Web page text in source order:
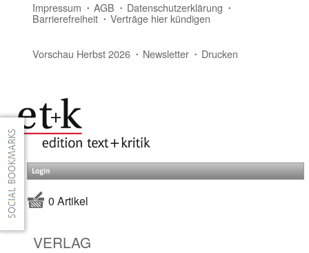
Impressum AGB Datenschutzerklärung
Barrierefreiheit Verträge hier kündigen
Vorschau Herbst 2026 Newsletter Drucken
Login
0 Artikel
VERLAG